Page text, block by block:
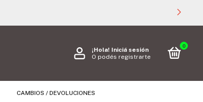
¡Hola! Iniciá sesión
O podés registrarte
0
CAMBIOS / DEVOLUCIONES